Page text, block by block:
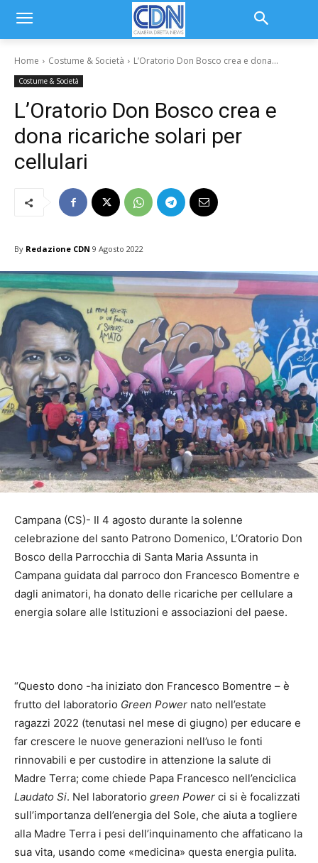
Home Costume & Società L’Oratorio Don Bosco crea e dona...
Costume & Società
L’Oratorio Don Bosco crea e
dona ricariche solari per
cellulari
By Redazione CDN 9 Agosto 2022
Campana (CS)- Il 4 agosto durante la solenne
celebrazione del santo Patrono Domenico, L’Oratorio Don
Bosco della Parrocchia di Santa Maria Assunta in
Campana guidata dal parroco don Francesco Bomentre e
dagli animatori, ha donato delle ricariche per cellulare a
energia solare alle Istituzioni e associazioni del paese.
“Questo dono -ha iniziato don Francesco Bomentre – è
frutto del laboratorio Green Power nato nell’estate
ragazzi 2022 (tenutasi nel mese di giugno) per educare e
far crescere le nuove generazioni nell’uso le fonti
rinnovabili e per custodire in attenzione la salute di
Madre Terra; come chiede Papa Francesco nell’enciclica
Laudato Si. Nel laboratorio green Power ci si è focalizzati
sull’importanza dell’energia del Sole, che aiuta a togliere
alla Madre Terra i pesi dell’inquinamento che affaticano la
sua vita, usando come «medicina» questa energia pulita.